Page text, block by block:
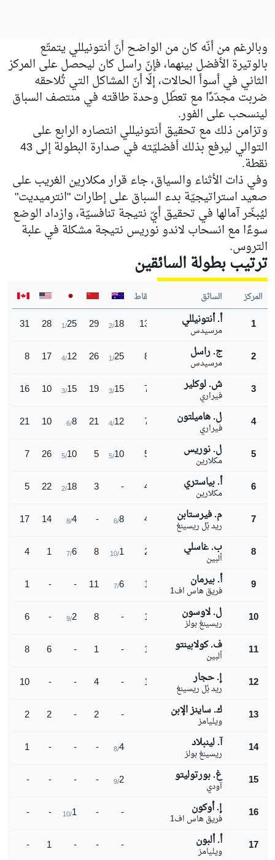
وبالرغم من أنّه كان من الواضح أنّ أنتونيللي يتمتّع
بالوتيرة الأفضل بينهما، فإنّ راسل كان ليحصل على المركز
الثاني في أسوأ الحالات، إلّا أنّ المشاكل التي تُلاحقه
ضربت مجدّدًا مع تعطّل وحدة طاقته في منتصف السباق
لينسحب على الفور.
وتزامن ذلك مع تحقيق أنتونيللي انتصاره الرابع على
التوالي ليرفع بذلك أفضليّته في صدارة البطولة إلى 43
نقطة.
وفي ذات الأثناء والسياق، جاء قرار مكلارين الغريب على
صعيد استراتيجيّة بدء السباق على إطارات "انترميديت"
ليُبخّر آمالها في تحقيق أيّ نتيجة تنافسيّة، وازداد الوضع
سوءًا مع انسحاب لاندو نوريس نتيجة مشكلة في علبة
التروس.
ترتيب بطولة السائقين
المركز السائق النقاط
1 أ. أنتونيللي
مرسيدس 131
18
/2
29
25
/1
28
31
2
ج. راسل
مرسيدس 88
25
/1
26
12
/4
17
8
3
ش. لوكلير
فيراري 75
15
/3
19
15
/3
10
16
4
ل. هاميلتون
فيراري 72
12
/4
21
8
/6
10
21
5
ل. نوريس
مكلارين 58
10
/5
5
10
/5
26
7
6
أ. بياستري
مكلارين 48
-
3
18
/2
22
5
7
م. فيرستابن
ريد بُل ريسينغ 43
8
/6
-
4
/8
14
17
8
ب. غاسلي
ألبين 20
1
/10
8
6
/7
1
4
9
أ. بيرمان
فريق هاس اف1 18
6
/7
11
-
-
1
10
ل. لاوسون
ريسينغ بولز 16
-
8
2
/9
-
6
11
ف. كولابينتو
ألبين 15
-
1
-
6
8
12
إ. حجار
ريد بُل ريسينغ 14
-
4
-
-
10
13
ك. ساينز الإبن
ويليامز -
2
-
2
2
14
آ. لينبلاد
ريسينغ بولز 4
/8
-
-
-
1
15
غ. بورتوليتو
آودي 2
/9
-
-
-
-
16
إ. أوكون
فريق هاس اف1 -
-
1
/10
-
-
17
أ. ألبون
ويليامز -
-
-
1
-